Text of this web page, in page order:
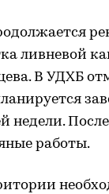
ливневой
В УДХБ
недели.
работы.